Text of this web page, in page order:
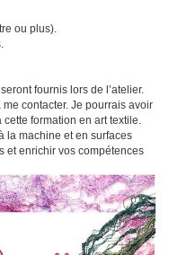
ou plus).
fournis lors de l’atelier.
contacter. Je pourrais avoir
formation en art textile.
la machine et en surfaces
et enrichir vos compétences